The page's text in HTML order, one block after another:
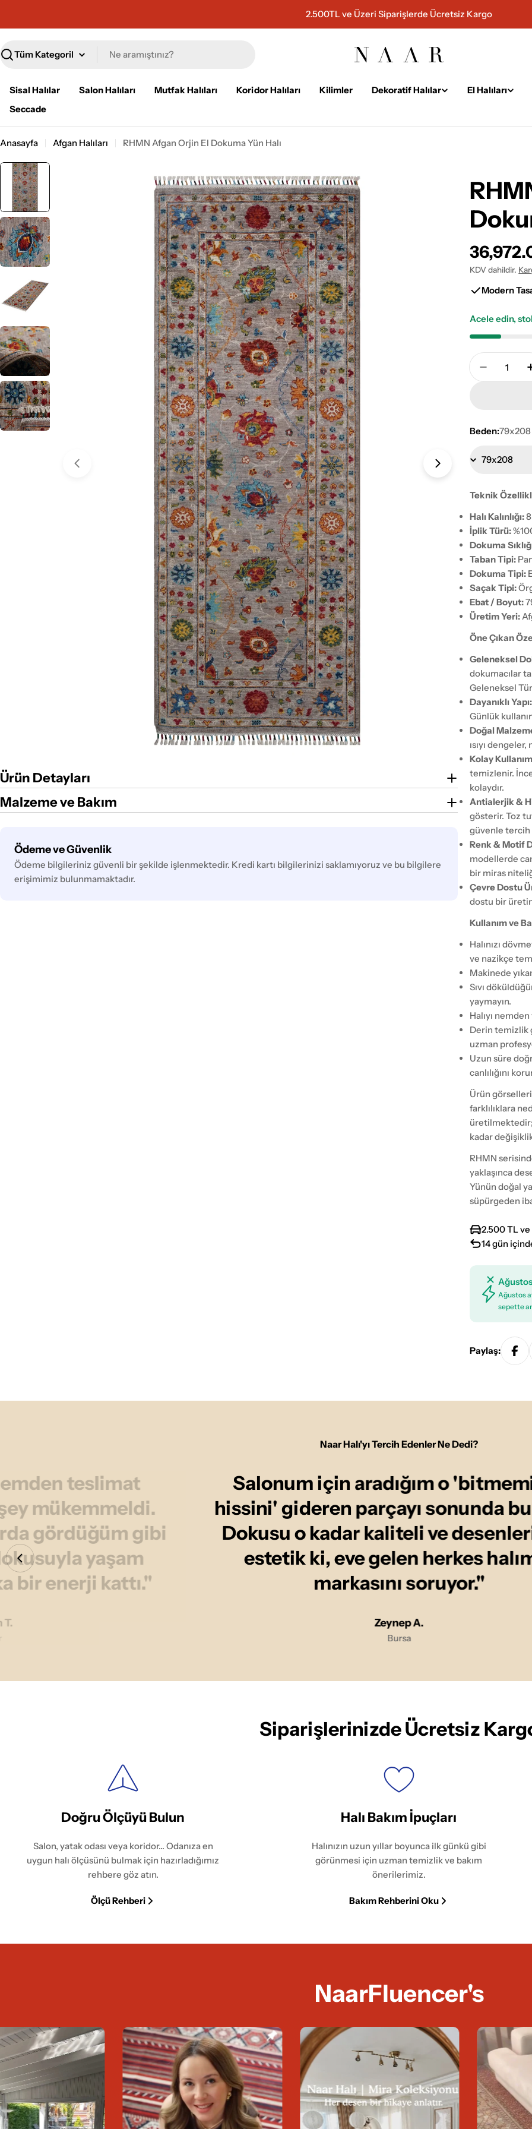
2.500TL ve Üzeri Siparişlerde Ücretsiz Kargo
Ara
Sisal Halılar Salon Halıları Mutfak Halıları Koridor Halıları Kilimler Dekoratif Halılar El Halıları
Seccade
Anasayfa Afgan Halıları RHMN Afgan Orjin El Dokuma Yün Halı
0 numaralı medyayı pencerede aç
Ürün Detayları
Malzeme ve Bakım
Ödeme ve Güvenlik
Ödeme
yöntemleri
Ödeme bilgileriniz güvenli bir şekilde işlenmektedir. Kredi kartı bilgilerinizi saklamıyoruz ve bu bilgilere
erişimimiz bulunmamaktadır.
Normal
fiyat
KDV dahildir.
Modern
Acele edin,
Adet
RHMN
Beden:79x208
Teknik
Halı Kalınlığı:
İplik Türü:
Dokuma
Taban Tipi:
Dokuma Tipi:
Saçak Tipi:
Ebat / Boyut:
Üretim Yeri:
Öne Çıkan
Geleneksel
dokumacılar
Geleneksel
Dayanıklı Yapı:
Günlük
Doğal
ısıyı
Kolay
temizlenir. İnce
kolaydır.
Antialerjik &
gösterir. Toz
güvenle tercih
Renk & Motif
modellerde
bir miras
Çevre Dostu
dostu bir
Kullanım ve
Halınızı
ve nazikçe
Makinede
Sıvı
yaymayın.
Halıyı
Derin temizlik
uzman
Uzun süre
canlılığını
Ürün
farklılıklara
kadar
RHMN
yaklaşınca
Yünün doğal
süpürgeden
2.500 TL
14 gün
Ağustos
sepette
Paylaş:
Naar Halı'yı Tercih Edenler Ne Dedi?
teslimat
mükemmeldi.
gördüğüm gibi
yaşam
bir enerji kattı."
T.
Salonum için aradığım o
hissini' gideren parçayı sonunda
Dokusu o kadar kaliteli ve
estetik ki, eve gelen herkes
markasını soruyor."
Zeynep A.
Bursa
Siparişlerinizde Ücretsiz
Doğru Ölçüyü Bulun
Salon, yatak odası veya koridor... Odanıza en
uygun halı ölçüsünü bulmak için hazırladığımız
rehbere göz atın.
Ölçü Rehberi
Halı Bakım İpuçları
Halınızın uzun yıllar boyunca ilk günkü gibi
görünmesi için uzman temizlik ve bakım
önerilerimiz.
Bakım Rehberini Oku
NaarFluencer's